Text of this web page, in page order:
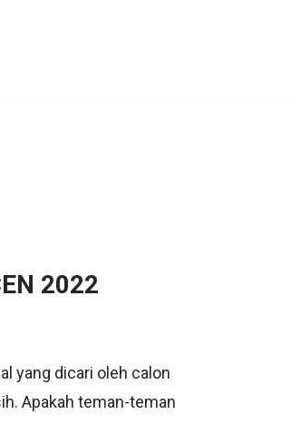
2022
yang dicari oleh calon
Apakah teman-teman